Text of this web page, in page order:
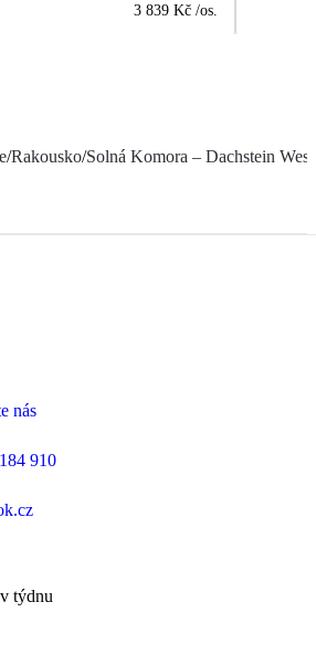
3 839 Kč /os.
/Rakousko/Solná Komora – Dachstein West
nás
910
týdnu